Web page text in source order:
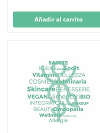
Añadir al carrito